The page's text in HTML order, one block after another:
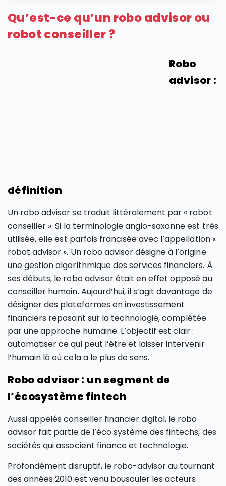
Qu’est-ce qu’un robo advisor ou
robot conseiller ?
Robo
advisor :
définition
Un robo advisor se traduit littéralement par « robot
conseiller ». Si la terminologie anglo-saxonne est très
utilisée, elle est parfois francisée avec l’appellation «
robot advisor ». Un robo advisor désigne à l’origine
une gestion algorithmique des services financiers. À
ses débuts, le robo advisor était en effet opposé au
conseiller humain. Aujourd’hui, il s’agit davantage de
désigner des plateformes en investissement
financiers reposant sur la technologie, complétée
par une approche humaine. L’objectif est clair :
automatiser ce qui peut l’être et laisser intervenir
l’humain là où cela a le plus de sens.
Robo advisor : un segment de
l’écosystème fintech
Aussi appelés conseiller financier digital, le robo
advisor fait partie de l’éco système des fintechs, des
sociétés qui associent finance et technologie.
Profondément disruptif, le robo-advisor au tournant
des années 2010 est venu bousculer les acteurs